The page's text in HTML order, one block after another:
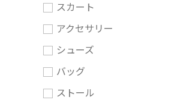
スカート
アクセサリー
シューズ
バッグ
ストール